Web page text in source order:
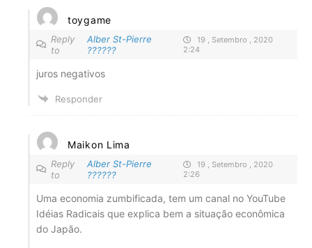
toygame
Reply
to
Alber St-Pierre
??????
19 , Setembro , 2020
2:24
juros negativos
Responder
Maikon Lima
Reply
to
Alber St-Pierre
??????
19 , Setembro , 2020
2:26
Uma economia zumbificada, tem um canal no YouTube
Idéias Radicais que explica bem a situação econômica
do Japão.